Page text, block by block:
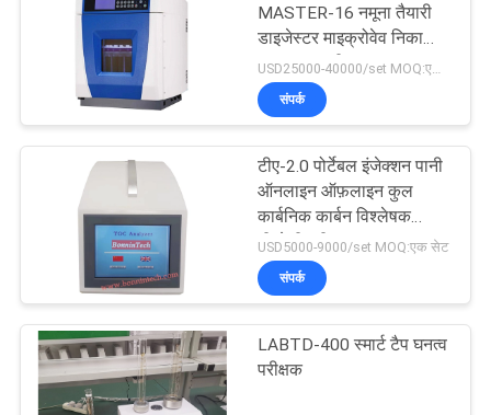
MASTER-16 नमूना तैयारी
डाइजेस्टर माइक्रोवेव निकासी
पाचन प्रणाली
USD25000-40000/set MOQ:एक सेट
संपर्क
टीए-2.0 पोर्टेबल इंजेक्शन पानी
ऑनलाइन ऑफ़लाइन कुल
कार्बनिक कार्बन विश्लेषक
टीओसी परीक्षक
USD5000-9000/set MOQ:एक सेट
संपर्क
LABTD-400 स्मार्ट टैप घनत्व
परीक्षक